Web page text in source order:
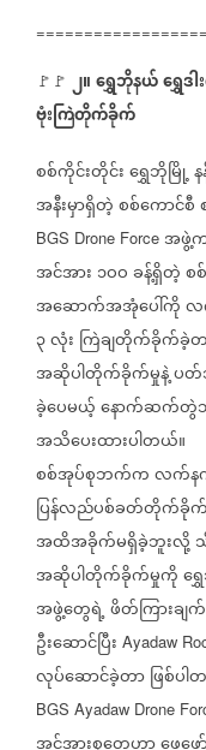
🚩🚩 ၂။ရွှေဘိုနယ်ရွှေဒ
ဗုံးကြဲတိုက်ခိုက်
စစ်ကိုင်းတိုင်းရွှေဘိုမြို့
အနီးမှာရှိတဲ့စစ်ကောင်စီ
BGS Drone Force အဖွဲ့
အင်အား ၁ဝဝခန့်ရှိတဲ့စ
အဆောက်အအုံပေါ်ကို
၃လုံး ကြဲချတိုက်ခိုက်ခဲ့
အဆိုပါတိုက်ခိုက်မှုနဲ့ပ
ခဲ့ပေမယ့်နောက်ဆက်တွဲ
အသိပေးထားပါတယ်။
စစ်အုပ်စုဘက်ကလက်န
ပြန်လည်ပစ်ခတ်တိုက်ခို
အထိအခိုက်မရှိခဲ့ဘူးလို့
အဆိုပါတိုက်ခိုက်မှုကိုရွှ
အဖွဲ့တွေရဲ့ဖိတ်ကြားချ
ဦးဆောင်ပြီး Ayadaw
လုပ်ဆောင်ခဲ့တာဖြစ်ပ
BGS Ayadaw Drone